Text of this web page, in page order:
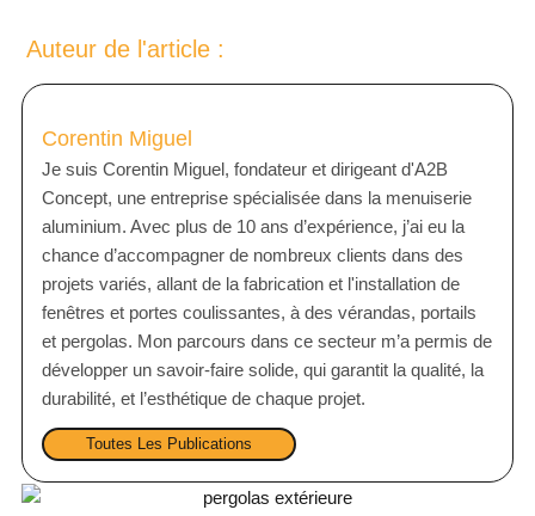
I
V
:
Auteur de l'article :
Corentin Miguel
Je suis Corentin Miguel, fondateur et dirigeant d'A2B
Concept, une entreprise spécialisée dans la menuiserie
aluminium. Avec plus de 10 ans d’expérience, j’ai eu la
chance d’accompagner de nombreux clients dans des
projets variés, allant de la fabrication et l'installation de
fenêtres et portes coulissantes, à des vérandas, portails
et pergolas. Mon parcours dans ce secteur m’a permis de
développer un savoir-faire solide, qui garantit la qualité, la
durabilité, et l’esthétique de chaque projet.
Toutes Les Publications